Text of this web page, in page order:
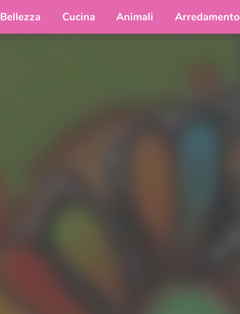
Bellezza Cucina Animali Arredamento